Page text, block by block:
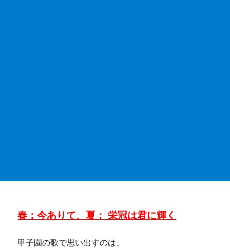
春：今ありて、夏： 栄冠は君に輝く
甲子園の歌で思い出すのは、